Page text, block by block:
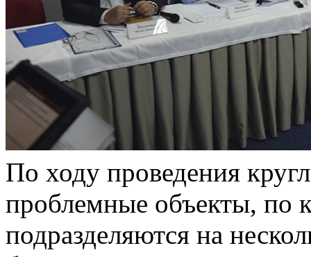
По ходу проведения
проблемные объекты, по
подразделяются на